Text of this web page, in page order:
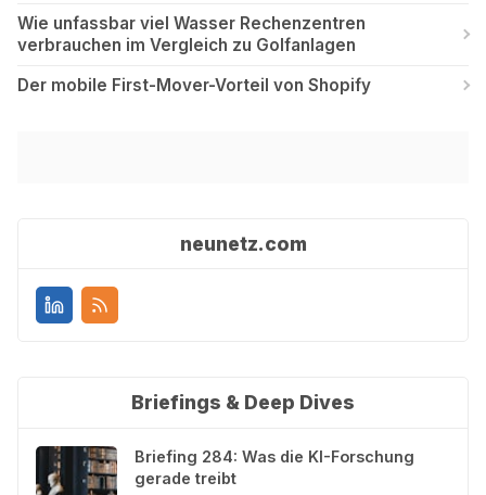
Wie unfassbar viel Wasser Rechenzentren
verbrauchen im Vergleich zu Golfanlagen
Der mobile First-Mover-Vorteil von Shopify
neunetz.com
Briefings & Deep Dives
Briefing 284: Was die KI-Forschung
gerade treibt